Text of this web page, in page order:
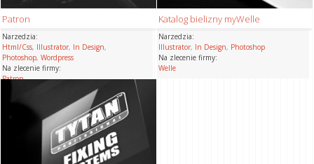
Patron
Narzedzia:
Html/Css, Illustrator, In Design,
Photoshop, Wordpress
Na zlecenie firmy:
Patron
Katalog bielizny myWelle
Narzedzia:
Illustrator, In Design, Photoshop
Na zlecenie firmy:
Welle